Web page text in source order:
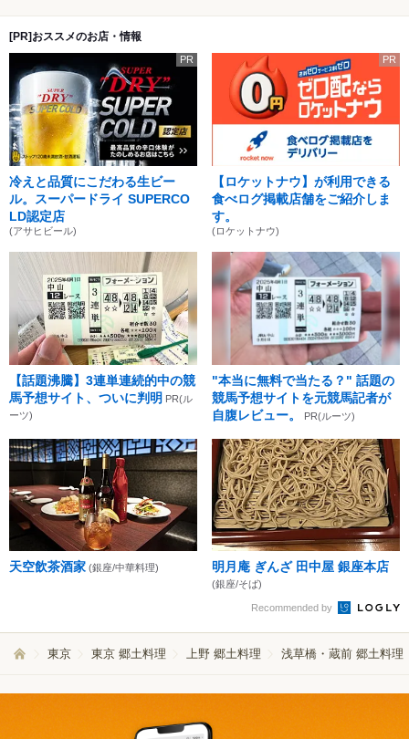
[PR]おススメのお店・情報
PR
冷えと品質にこだわる生ビー
ル。スーパードライ SUPERCO
LD認定店
(アサヒビール)
PR
【ロケットナウ】が利用できる
食べログ掲載店舗をご紹介しま
す。
(ロケットナウ)
【話題沸騰】3連単連続的中の競
馬予想サイト、ついに判明 PR(ル
ーツ)
"本当に無料で当たる？" 話題の
競馬予想サイトを元競馬記者が
自腹レビュー。
PR(ルーツ)
天空飲茶酒家 (銀座/中華料理) 明月庵 ぎんざ 田中屋 銀座本店
(銀座/そば)
Recommended by
東京 東京 郷土料理 上野 郷土料理 浅草橋・蔵前 郷土料理